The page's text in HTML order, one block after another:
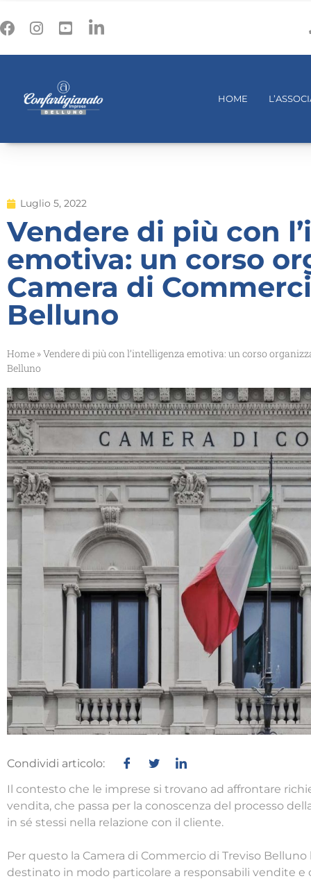
HOME
Luglio 5, 2022
Vendere di più con
emotiva: un corso
Camera di
Belluno
Home »Vendere di più con l’intelligenza emotiva: un corso
Belluno
Condividi articolo:
Il contesto che le imprese si trovano ad affrontare
vendita, che passa per la conoscenza del processo
in sé stessi nella relazione con il cliente.
Per questo la Camera di Commercio di Treviso
destinato in modo particolare a responsabili vendite e